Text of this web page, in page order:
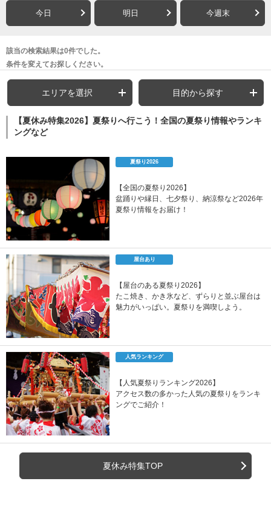
今日 明日 今週末
該当の検索結果は0件でした。
条件を変えてお探しください。
エリアを選択 目的から探す
【夏休み特集2026】夏祭りへ行こう！全国の夏祭り情報やランキ
ングなど
夏祭り2026
【全国の夏祭り2026】
盆踊りや縁日、七夕祭り、納涼祭など2026年
夏祭り情報をお届け！
屋台あり
【屋台のある夏祭り2026】
たこ焼き、かき氷など、ずらりと並ぶ屋台は
魅力がいっぱい。夏祭りを満喫しよう。
人気ランキング
【人気夏祭りランキング2026】
アクセス数の多かった人気の夏祭りをランキ
ングでご紹介！
夏休み特集TOP